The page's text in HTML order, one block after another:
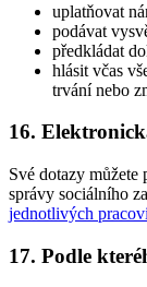
uplatňovat
podávat
předkládat
hlásit včas
trvání nebo
16.
Své dotazy můžete
správy sociálního
jednotlivých
17. Podle